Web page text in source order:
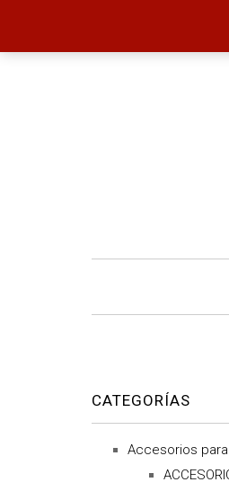
CATEGORÍAS
Accesorios